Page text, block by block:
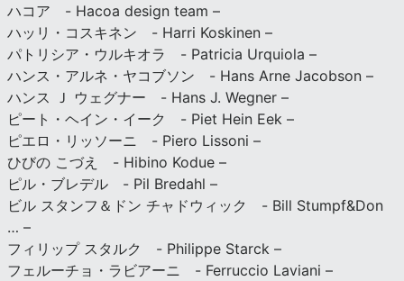
ハコア - Hacoa design team –
ハッリ・コスキネン - Harri Koskinen –
パトリシア・ウルキオラ - Patricia Urquiola –
ハンス・アルネ・ヤコブソン - Hans Arne Jacobson –
ハンス Ｊ ウェグナー - Hans J. Wegner –
ピート・ヘイン・イーク - Piet Hein Eek –
ピエロ・リッソーニ - Piero Lissoni –
ひびの こづえ - Hibino Kodue –
ピル・ブレデル - Pil Bredahl –
ビル スタンフ＆ドン チャドウィック - Bill Stumpf&Don
… –
フィリップ スタルク - Philippe Starck –
フェルーチョ・ラビアーニ - Ferruccio Laviani –